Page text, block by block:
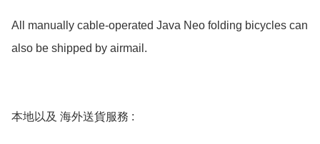
All manually cable-operated Java Neo folding bicycles can
also be shipped by airmail.
本地以及 海外送貨服務 :